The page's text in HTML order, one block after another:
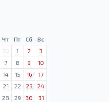
Чт Пт Сб
Вс
30 1 2
3
7 8 9
10
14 15 16
17
21 22 23
24
28 29 30
31